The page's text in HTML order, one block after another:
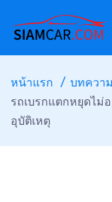
หน้าแรก บทความ
รถเบรกแตกหยุดไม่
อุบัติเหตุ